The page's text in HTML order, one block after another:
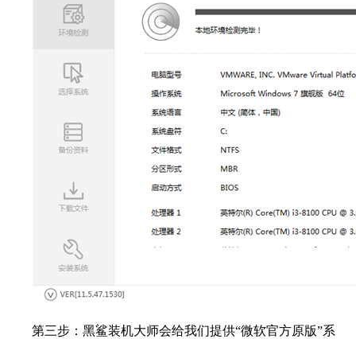
第三步：黑鲨装机大师会给我们提供“微软官方原版”系